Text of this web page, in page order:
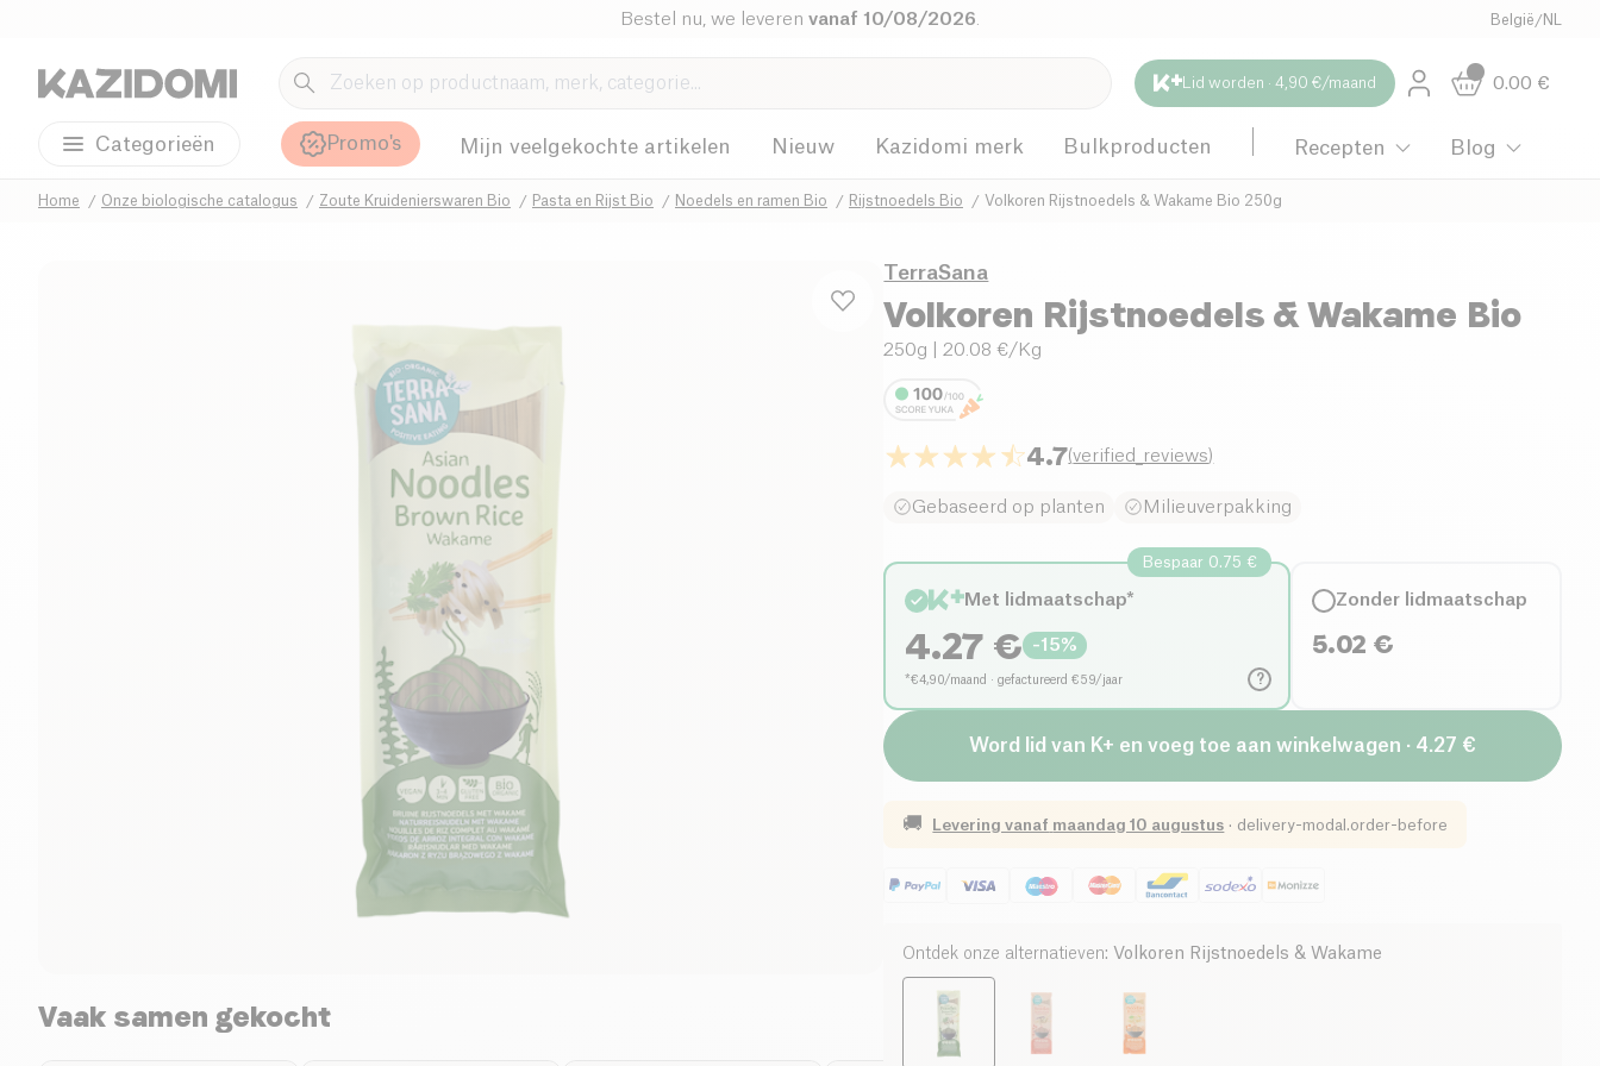
Bestel nu, we leveren vanaf 10/08/2026 België /NL
Lid worden · 4,90 €/maand 0.00 €
Categorieën Promo's Mijn veelgekochte artikelen Nieuw Kazidomi merk Bulkproducten Recepten Blog
Home Onze biologische catalogus Zoute Kruidenierswaren Bio Pasta en Rijst Bio Noedels en ramen Bio Rijstnoedels Bio Volkoren Rijstnoedels & Wakame Bio 250g
Vaak samen gekocht
TerraSana
Volkoren Rijstnoedels & Wakame Bio
250g | 20.08 €/Kg
4.7(verified_reviews)
Gebaseerd op planten Milieuverpakking
?
Bespaar 0.75 €
Met lidmaatschap*
4.27 € -15%
*€4,90/maand · gefactureerd €59/jaar
Zonder lidmaatschap
5.02 €
Word lid van K+ en voeg toe aan winkelwagen · 4.27 €
🚚 Levering vanaf maandag 10 augustus · delivery-modal.order-before
Ontdek onze alternatieven: Volkoren Rijstnoedels & Wakame